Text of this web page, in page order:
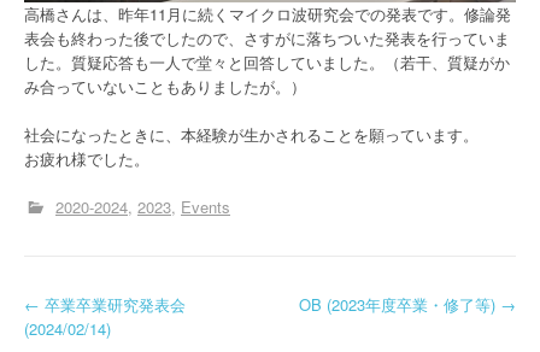
高橋さんは、昨年11月に続くマイクロ波研究会での発表です。修論発
表会も終わった後でしたので、さすがに落ちついた発表を行っていま
した。質疑応答も一人で堂々と回答していました。（若干、質疑がか
み合っていないこともありましたが。）
社会になったときに、本経験が生かされることを願っています。
お疲れ様でした。
2020-2024 2023 Events
投
← 卒業卒業研究発表会
(2024/02/14)
OB (2023年度卒業・修了等) →